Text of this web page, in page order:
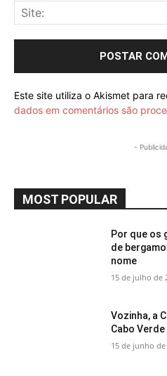
Este site utiliza o Akismet para
dados em comentários são
-
MOST POPULAR
Por que os
de
nome
15 de julho de
Vozinha, a
Cabo
15 de junho de